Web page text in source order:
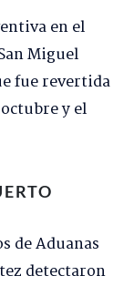
en el
Miguel
fue revertida
y el
de Aduanas
detectaron